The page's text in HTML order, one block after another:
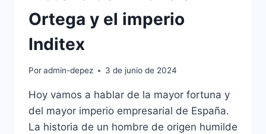
Ortega y el imperio
Inditex
Poradmin-depez 3 de junio de 2024
Hoy vamos a hablar de la mayor fortuna y
del mayor imperio empresarial de España.
La historia de un hombre de origen humilde